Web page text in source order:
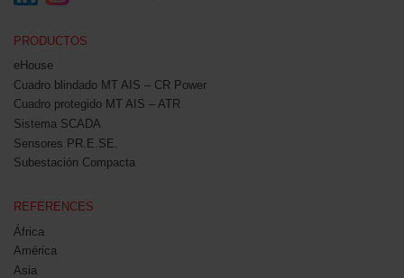
PRODUCTOS
eHouse
Cuadro blindado MT AIS – CR Power
Cuadro protegido MT AIS – ATR
Sistema SCADA
Sensores PR.E.SE.
Subestación Compacta
REFERENCES
África
América
Asia